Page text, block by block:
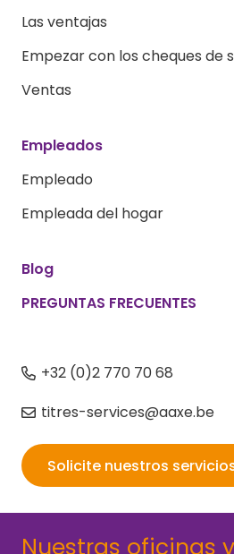
Las ventajas
Empezar con los cheques de
Ventas
Empleados
Empleado
Empleada del hogar
Blog
PREGUNTAS FRECUENTES
+32 (0)2 770 70 68
titres-services@aaxe.be
Solicite nuestros
Nuestras oficinas